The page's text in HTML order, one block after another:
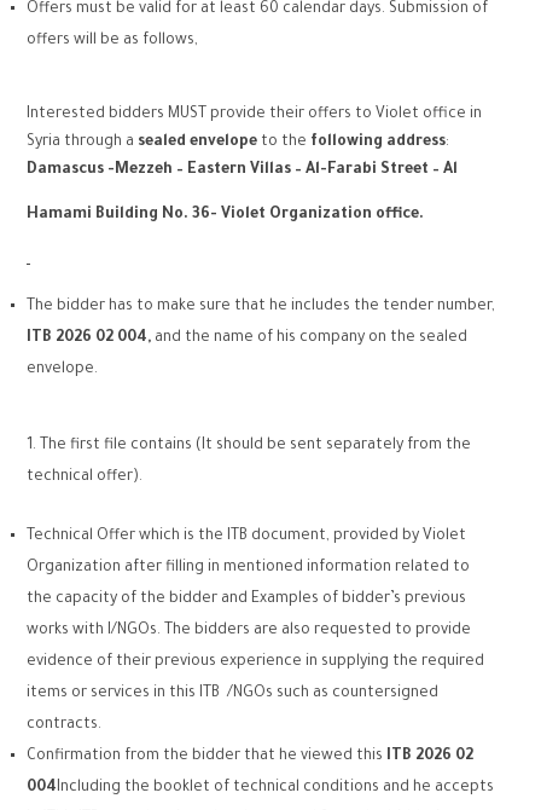
Offers must be valid for at least 60 calendar days. Submission of
offers will be as follows,
Interested bidders MUST provide their offers to Violet office in
Syria through a sealed envelope to the following address:
Damascus -Mezzeh – Eastern Villas – Al-Farabi Street – Al
Hamami Building No. 36- Violet Organization office.
The bidder has to make sure that he includes the tender number,
ITB 2026 02 004, and the name of his company on the sealed
envelope.
The first file contains (It should be sent separately from the
technical offer).
Technical Offer which is the ITB document, provided by Violet
Organization after filling in mentioned information related to
the capacity of the bidder and Examples of bidder’s previous
works with I/NGOs. The bidders are also requested to provide
evidence of their previous experience in supplying the required
items or services in this ITB /NGOs such as countersigned
contracts.
Confirmation from the bidder that he viewed this ITB 2026 02
004Including the booklet of technical conditions and he accepts